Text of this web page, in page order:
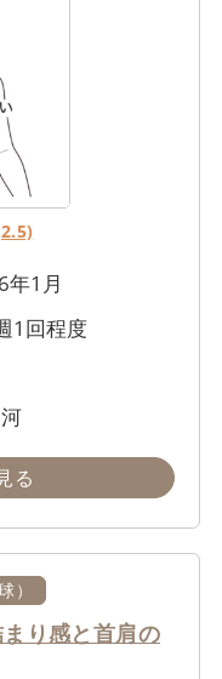
年1月
1回程度
る
）
り感と首肩の